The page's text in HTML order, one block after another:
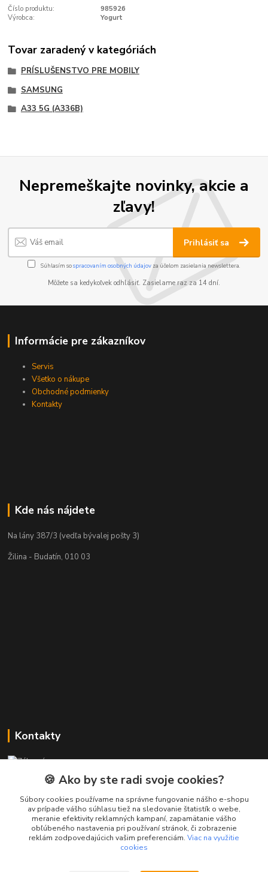
Číslo produktu:
985926
Výrobca:
Yogurt
Tovar zaradený v kategóriách
PRÍSLUŠENSTVO PRE MOBILY
SAMSUNG
A33 5G (A336B)
Nepremeškajte novinky, akcie a
zľavy!
Prihlásiť sa
Súhlasím sospracovaním osobných údajov za účelom zasielania newslettera.
Môžete sa kedykoľvek odhlásiť. Zasielame raz za 14 dní.
Informácie pre zákazníkov
Servis
Všetko o nákupe
Obchodné podmienky
Kontakty
Kde nás nájdete
Na lány 387/3 (vedľa bývalej pošty 3)
Žilina - Budatín, 010 03
Kontakty
+421 911 010 560
Po-Pia, 13-17 hod.
info@presmartfon.sk
🍪 Ako by ste radi svoje cookies?
Súbory cookies používame na správne fungovanie nášho e-shopu
av prípade vášho súhlasu tiež na sledovanie štatistík o webe,
meranie efektivity reklamných kampaní, zapamätanie vášho
obľúbeného nastavenia pri používaní stránok, či zobrazenie
reklám zodpovedajúcich vašim preferenciám. Viac na využitie
cookies